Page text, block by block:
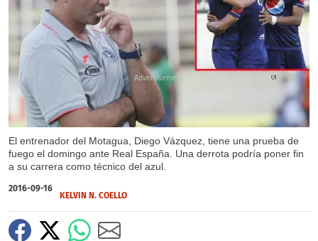
El entrenador del Motagua, Diego Vázquez, tiene una prueba de
fuego el domingo ante Real España. Una derrota podría poner fin
a su carrera como técnico del azul.
X
2016-09-16
KELVIN N. COELLO